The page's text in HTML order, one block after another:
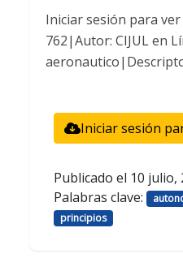
Iniciar sesión para ver
762|Autor: CIJUL en
Iniciar sesión
Publicado el 10 julio,
Palabras clave:
principios